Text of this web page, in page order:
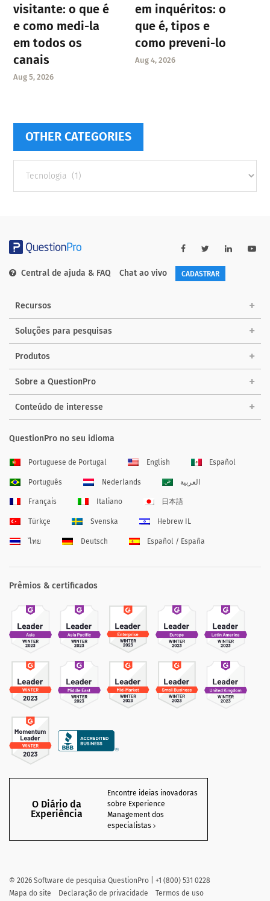
visitante: o que é
e como medi-la
em todos os
canais
Aug 5, 2026
em inquéritos: o
que é, tipos e
como preveni-lo
Aug 4, 2026
OTHER CATEGORIES
categories
Central de ajuda & FAQ Chat ao vivo CADASTRAR
Recursos
Soluções para pesquisas
Produtos
Sobre a QuestionPro
Conteúdo de interesse
QuestionPro no seu idioma
Portuguese de Portugal English Español
Português Nederlands العربية
Français Italiano 日本語
Türkçe Svenska Hebrew IL
ไทย Deutsch Español / España
Prêmios & certificados
O Diário da
Experiência
Encontre ideias inovadoras
sobre Experience
Management dos
especialistas
© 2026 Software de pesquisa QuestionPro | +1 (800) 531 0228
Mapa do site
Declaração de privacidade Termos de uso